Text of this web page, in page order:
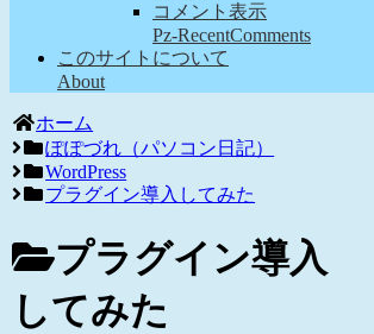
コメント表示
Pz-RecentComments
このサイトについて
About
ホーム
ぽぽづれ（パソコン日記）
WordPress
プラグイン導入してみた
プラグイン導入
してみた